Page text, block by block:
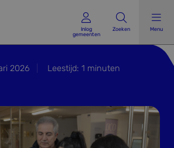
Inlog gemeenten
Inlog
gemeenten
Zoeken Menu
2026 Leestijd: 1 minuten